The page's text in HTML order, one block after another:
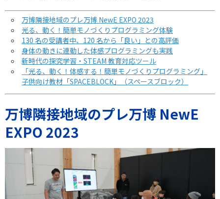
万博隣接地域のプレ万博 NewE EXPO 2023
光る、動く！簡単モノづくりプログラミング体験
130 名の受講者中、120 名から「良い」との高評価
身体の動きに連動した体感プログラミングも実践
新時代の探究学習・STEAM 教育対応ツール
「光る、動く！体感する！簡単モノづくりプログラミング」
子供向け教材「SPACEBLOCK」（スペースブロック）
万博隣接地域のプレ万博 NewE
EXPO 2023